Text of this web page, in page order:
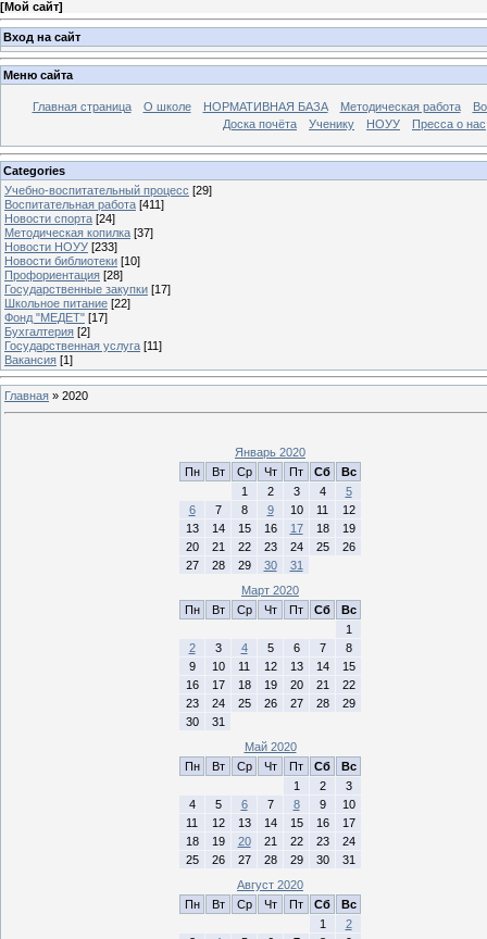
[Мой сайт]
Вход на сайт
Меню сайта
Главная страница О школе НОРМАТИВНАЯ БАЗА Методическая работа
Доска почёта
Ученику НОУУ Пресса о нас
Categories
Учебно-воспитательный процесс [29]
Воспитательная работа [411]
Новости спорта [24]
Методическая копилка [37]
Новости НОУУ [233]
Новости библиотеки [10]
Профориентация [28]
Государственные закупки [17]
Школьное питание [22]
Фонд "МЕДЕТ" [17]
Бухгалтерия [2]
Государственная услуга [11]
Вакансия [1]
Главная » 2020
Январь 2020
Пн
Вт Ср Чт Пт Сб
Вс
1
2 3 4
5
6
7 8 9 10 11
12
13
14 15 16 17 18
19
20
21 22 23 24 25
26
27
28 29 30
31
Март 2020
Пн
Вт Ср Чт Пт Сб
Вс
1
2
3 4 5 6 7
8
9
10 11 12 13 14
15
16
17 18 19 20 21
22
23
24 25 26 27 28
29
30
31
Май 2020
Пн
Вт Ср Чт Пт Сб
Вс
1
2
3
4
5 6 7 8 9
10
11
12 13 14 15 16
17
18
19 20 21 22 23
24
25
26 27 28 29 30
31
Август 2020
Пн
Вт Ср Чт Пт Сб
Вс
1
2